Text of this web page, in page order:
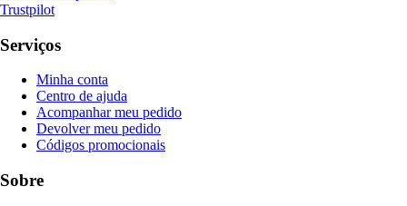
Trustpilot
Serviços
Minha conta
Centro de ajuda
Acompanhar meu pedido
Devolver meu pedido
Códigos promocionais
Sobre